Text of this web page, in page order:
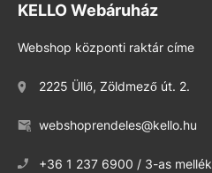
KELLO Webáruház
Webshop központi raktár címe
2225 Üllő, Zöldmező út. 2.
webshoprendeles@kello.hu
+36 1 237 6900 / 3-as mellék